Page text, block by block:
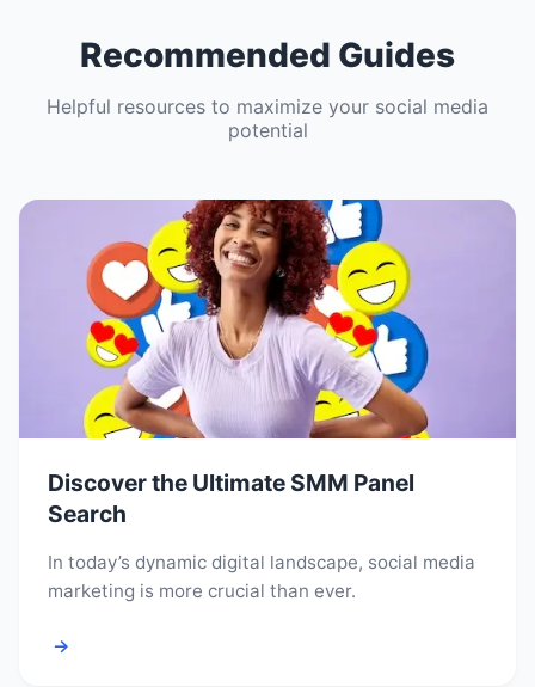
Recommended Guides
Helpful resources to maximize your social media
potential
Discover the Ultimate SMM Panel
Search
In today’s dynamic digital landscape, social media
marketing is more crucial than ever.
→